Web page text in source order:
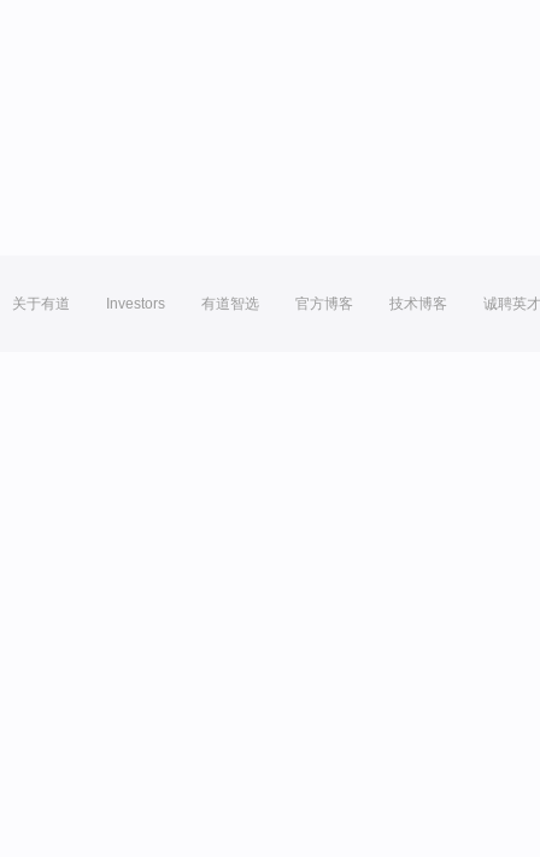
关于有道 Investors 有道智选 官方博客 技术博客 诚聘英才